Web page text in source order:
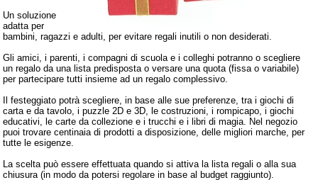
Un soluzione
adatta per
bambini, ragazzi e adulti, per evitare regali inutili o non desiderati.
Gli amici, i parenti, i compagni di scuola e i colleghi potranno o scegliere
un regalo da una lista predisposta o versare una quota (fissa o variabile)
per partecipare tutti insieme ad un regalo complessivo.
Il festeggiato potrà scegliere, in base alle sue preferenze, tra i giochi di
carta e da tavolo, i puzzle 2D e 3D, le costruzioni, i rompicapo, i giochi
educativi, le carte da collezione e i trucchi e i libri di magia. Nel negozio
puoi trovare centinaia di prodotti a disposizione, delle migliori marche, per
tutte le esigenze.
La scelta può essere effettuata quando si attiva la lista regali o alla sua
chiusura (in modo da potersi regolare in base al budget raggiunto).